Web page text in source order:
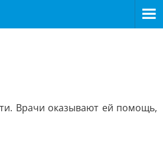
Врачи оказывают ей помощь,